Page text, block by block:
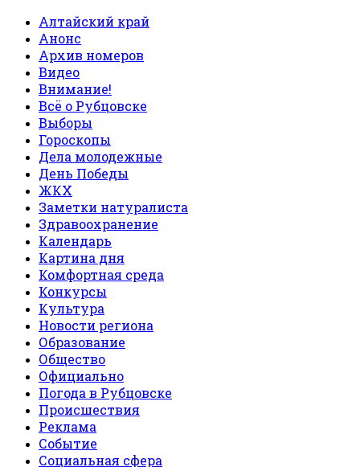
Алтайский край
Анонс
Архив номеров
Видео
Внимание!
Всё о Рубцовске
Выборы
Гороскопы
Дела молодежные
День Победы
ЖКХ
Заметки натуралиста
Здравоохранение
Календарь
Картина дня
Комфортная среда
Конкурсы
Культура
Новости региона
Образование
Общество
Официально
Погода в Рубцовске
Происшествия
Реклама
Событие
Социальная сфера